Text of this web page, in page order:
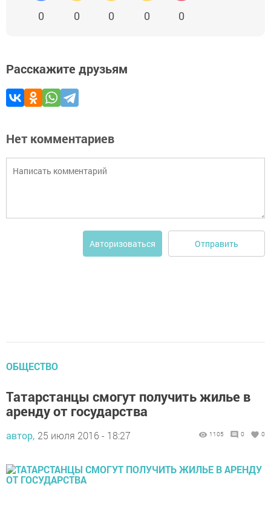
0 0 0 0 0
Расскажите друзьям
Нет комментариев
Авторизоваться Отправить
ОБЩЕСТВО
Татарстанцы смогут получить жилье в
аренду от государства
автор, 25 июля 2016 - 18:27 1105 0 0